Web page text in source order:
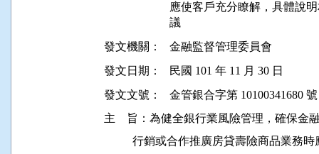
應使客戶充分瞭解，具體說
發文機關：
金融監督管理委員會
發文日期：
民國 101 年 11 月 30 日
發文文號：
金管銀合字第 10100341680
主    旨：為健全銀行業風險管理，確保金
行銷或合作推廣房貸壽險商品業